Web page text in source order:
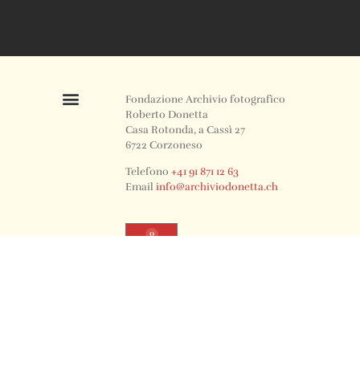
Fondazione Archivio fotografico
Roberto Donetta
Casa Rotonda, a Cassì 27
6722 Corzoneso
Telefono+41 91 871 12 63
Emailinfo@archiviodonetta.ch
0